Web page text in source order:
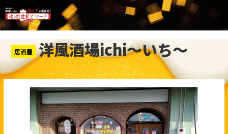
居酒屋 洋風酒場ichi～いち～